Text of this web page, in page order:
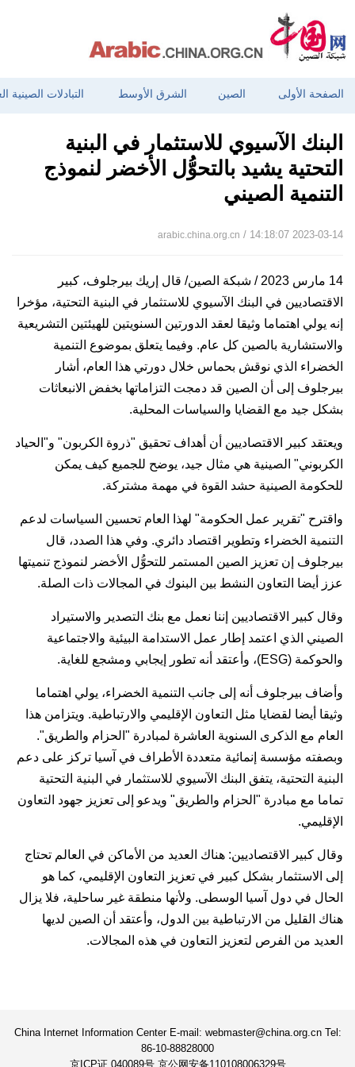
الصفحة الأولى الصين الشرق الأوسط التبادلات الصينية
البنك الآسيوي للاستثمار في البنية
التحتية يشيد بالتحوُّل الأخضر لنموذج
التنمية الصيني
arabic.china.org.cn / 14:18:07 2023-03-14
14 مارس 2023 / شبكة الصين/ قال إريك بيرجلوف، كبير
الاقتصاديين في البنك الآسيوي للاستثمار في البنية التحتية، مؤخرا
إنه يولي اهتماما وثيقا لعقد الدورتين السنويتين للهيئتين التشريعية
والاستشارية بالصين كل عام. وفيما يتعلق بموضوع التنمية
الخضراء الذي نوقش بحماس خلال دورتي هذا العام، أشار
بيرجلوف إلى أن الصين قد دمجت التزاماتها بخفض الانبعاثات
بشكل جيد مع القضايا والسياسات المحلية.
ويعتقد كبير الاقتصاديين أن أهداف تحقيق "ذروة الكربون" و"الحياد
الكربوني" الصينية هي مثال جيد، يوضح للجميع كيف يمكن
للحكومة الصينية حشد القوة في مهمة مشتركة.
واقترح "تقرير عمل الحكومة" لهذا العام تحسين السياسات لدعم
التنمية الخضراء وتطوير اقتصاد دائري. وفي هذا الصدد، قال
بيرجلوف إن تعزيز الصين المستمر للتحوُّل الأخضر لنموذج تنميتها
عزز أيضا التعاون النشط بين البنوك في المجالات ذات الصلة.
وقال كبير الاقتصاديين إننا نعمل مع بنك التصدير والاستيراد
الصيني الذي اعتمد إطار عمل الاستدامة البيئية والاجتماعية
والحوكمة (ESG)، وأعتقد أنه تطور إيجابي ومشجع للغاية.
وأضاف بيرجلوف أنه إلى جانب التنمية الخضراء، يولي اهتماما
وثيقا أيضا لقضايا مثل التعاون الإقليمي والارتباطية. ويتزامن هذا
العام مع الذكرى السنوية العاشرة لمبادرة "الحزام والطريق".
وبصفته مؤسسة إنمائية متعددة الأطراف في آسيا تركز على دعم
البنية التحتية، يتفق البنك الآسيوي للاستثمار في البنية التحتية
تماما مع مبادرة "الحزام والطريق" ويدعو إلى تعزيز جهود التعاون
الإقليمي.
وقال كبير الاقتصاديين: هناك العديد من الأماكن في العالم تحتاج
إلى الاستثمار بشكل كبير في تعزيز التعاون الإقليمي، كما هو
الحال في دول آسيا الوسطى. ولأنها منطقة غير ساحلية، فلا يزال
هناك القليل من الارتباطية بين الدول، وأعتقد أن الصين لديها
العديد من الفرص لتعزيز التعاون في هذه المجالات.
China Internet Information Center E-mail: webmaster@china.org.cn Tel:
86-10-88828000
京ICP证 040089号 京公网安备110108006329号